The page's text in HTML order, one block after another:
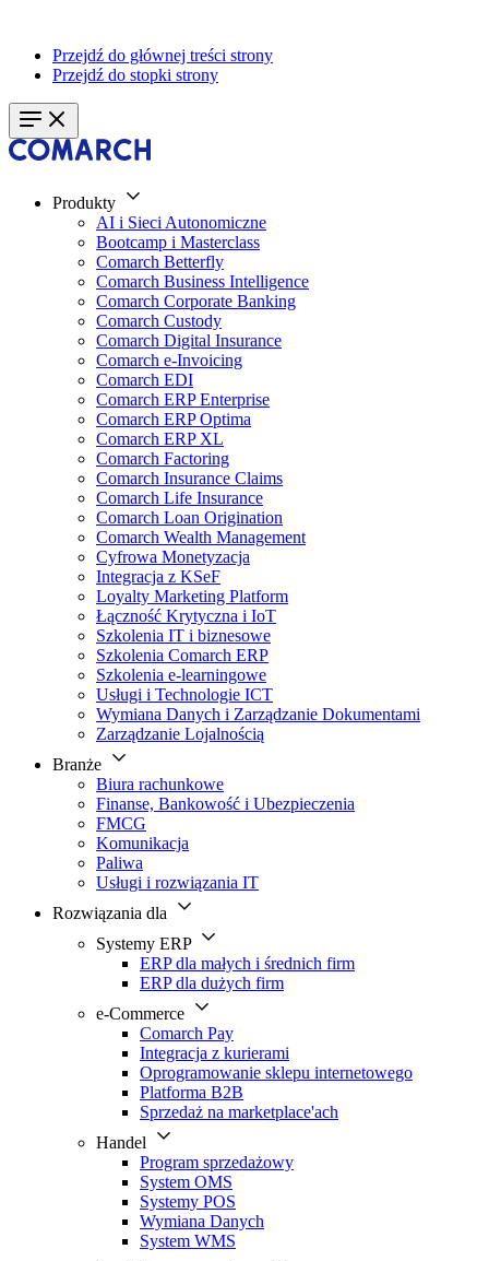
Przejdź do głównej treści strony
Przejdź do stopki strony
Produkty
AI i Sieci Autonomiczne
Bootcamp i Masterclass
Comarch Betterfly
Comarch Business Intelligence
Comarch Corporate Banking
Comarch Custody
Comarch Digital Insurance
Comarch e-Invoicing
Comarch EDI
Comarch ERP Enterprise
Comarch ERP Optima
Comarch ERP XL
Comarch Factoring
Comarch Insurance Claims
Comarch Life Insurance
Comarch Loan Origination
Comarch Wealth Management
Cyfrowa Monetyzacja
Integracja z KSeF
Loyalty Marketing Platform
Łączność Krytyczna i IoT
Szkolenia IT i biznesowe
Szkolenia Comarch ERP
Szkolenia e-learningowe
Usługi i Technologie ICT
Wymiana Danych i Zarządzanie Dokumentami
Zarządzanie Lojalnością
Branże
Biura rachunkowe
Finanse, Bankowość i Ubezpieczenia
FMCG
Komunikacja
Paliwa
Usługi i rozwiązania IT
Rozwiązania dla
Systemy ERP
ERP dla małych i średnich firm
ERP dla dużych firm
e-Commerce
Comarch Pay
Integracja z kurierami
Oprogramowanie sklepu internetowego
Platforma B2B
Sprzedaż na marketplace'ach
Handel
Program sprzedażowy
System OMS
Systemy POS
Wymiana Danych
System WMS